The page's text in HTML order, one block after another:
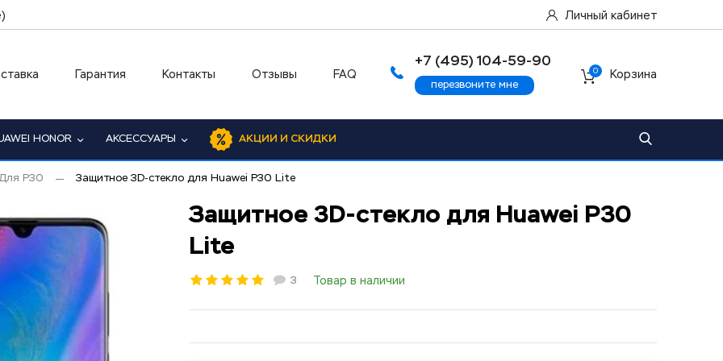
Личный кабинет
Гарантия Контакты Отзывы FAQ
+7 (495) 104-59-90
перезвоните мне
0 Корзина
HONOR АКСЕССУАРЫ АКЦИИ И СКИДКИ
Для P30 Защитное 3D-стекло для Huawei P30 Lite
Защитное 3D-стекло для Huawei P30
Lite
3 Товар в наличии